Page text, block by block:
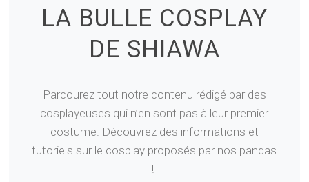
LA BULLE COSPLAY
DE SHIAWA
Parcourez tout notre contenu rédigé par des
cosplayeuses qui n’en sont pas à leur premier
costume. Découvrez des informations et
tutoriels sur le cosplay proposés par nos pandas
!